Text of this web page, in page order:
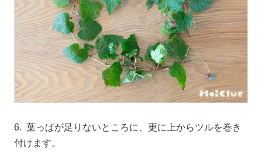
6. 葉っぱが足りないところに、更に上からツルを巻き
付けます。